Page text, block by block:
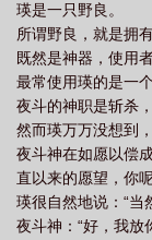
界的泥石流免费阅读
院家主：我知道了
了十种影法术。总
术，拉拢六眼，推
纪：人中混沌善，
搅屎棍。=1、主角
石流含量超高。2、
间，那就只能用魔
如甚尔和惠妈这样
蠢作者瞎几把写的
瑛是一只野良。
所谓野良，就是拥
既然是神器，使用
最常使用瑛的是一
夜斗的神职是斩杀
然而瑛万万没想到
夜斗神在如愿以偿
直以来的愿望，你
瑛很自然地说：“当
夜斗神：“好，我放